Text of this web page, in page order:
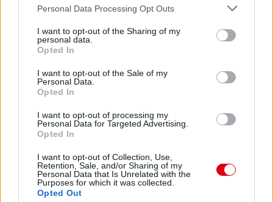
Please note that this website/app uses one or more Google
not limited to your visit or usage behaviour. You may click to
grant or deny consent to Google and its third-party tags to
use your data for below specified purposes in below Google
consent section.
Personal Data Processing Opt Outs
I want to opt-out of the Sharing of my
personal data.
Opted In
I want to opt-out of the Sale of my
Personal Data.
Opted In
I want to opt-out of processing my
Personal Data for Targeted Advertising.
Opted In
I want to opt-out of Collection, Use,
Retention, Sale, and/or Sharing of my
Personal Data that Is Unrelated with the
Purposes for which it was collected.
Opted Out